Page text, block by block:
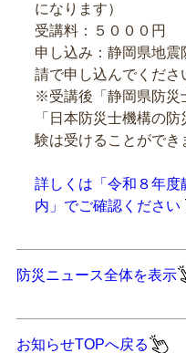
になります）
受講料：５０００円
申し込み：静岡県地
請で申し込んでくださ
※受講後「静岡県防災
「日本防災士機構の
験は受けることができ
詳しくは「令和８年度
内」でご確認ください
防災ニュース全体を表示
お知らせTOPへ戻る